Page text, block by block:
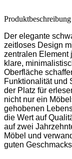
Produktbeschreibung
Der elegante
zeitloses Design
zentralen Element
klare,
Oberfläche
Funktionalität und
der Platz für
nicht nur ein
gehobenen
die Wert auf
auf zwei
Möbel und
guten